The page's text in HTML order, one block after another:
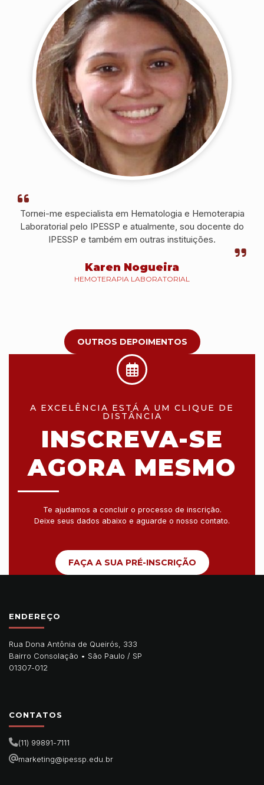
profissional e a
prestar um bom
serviço.
Tornei-me especialista em Hematologia e Hemoterapia
Laboratorial pelo IPESSP e atualmente, sou docente do
IPESSP e também em outras instituições.
Karen Nogueira
HEMOTERAPIA LABORATORIAL
OUTROS DEPOIMENTOS
A EXCELÊNCIA ESTÁ A UM CLIQUE DE
DISTÂNCIA
INSCREVA-SE
AGORA MESMO
Te ajudamos a concluir o processo de inscrição.
Deixe seus dados abaixo e aguarde o nosso contato.
FAÇA A SUA PRÉ-INSCRIÇÃO
ENDEREÇO
Rua Dona Antônia de Queirós, 333
Bairro Consolação • São Paulo / SP
01307-012
CONTATOS
(11) 99891-7111
marketing@ipessp.edu.br